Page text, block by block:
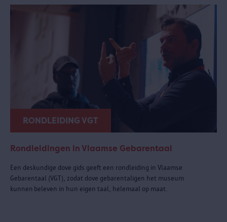
RONDLEIDING VGT
Rondleidingen in Vlaamse Gebarentaal
Een deskundige dove gids geeft een rondleiding in Vlaamse
Gebarentaal (VGT), zodat dove gebarentaligen het museum
kunnen beleven in hun eigen taal, helemaal op maat.